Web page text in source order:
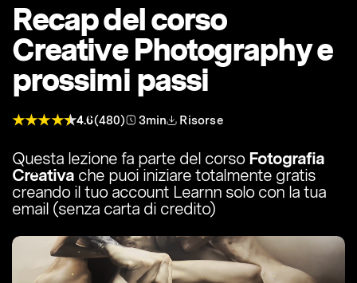
Recap del corso
Creative Photography e
prossimi passi
4.6(480) 3min Risorse
Questa lezione fa parte del corso Fotografia
Creativa che puoi iniziare totalmente gratis
creando il tuo account Learnn solo con la tua
email (senza carta di credito)